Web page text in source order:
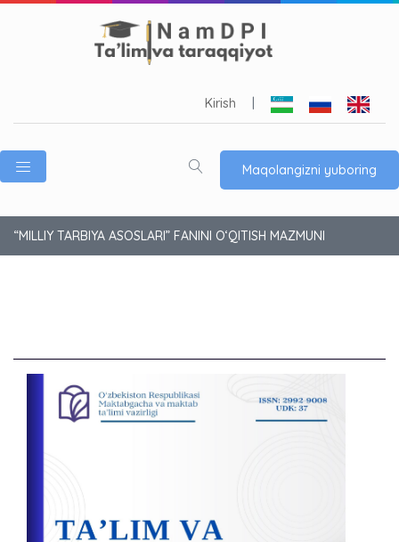
Kirish
Maqolangizni yuboring
“MILLIY TARBIYA ASOSLARI” FANINI O‘QITISH MAZMUNI